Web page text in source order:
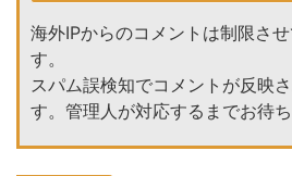
海外IPからのコメントは制限さ
す。
スパム誤検知でコメントが反映
す。管理人が対応するまでお待ち